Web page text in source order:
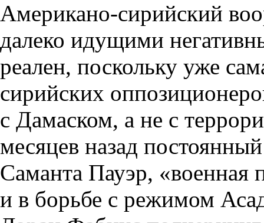
Американо-сирийский
далеко идущими
реален, поскольку уже
сирийских
с Дамаском, а не с
месяцев назад
Саманта Пауэр, «военная
и в борьбе с режимом